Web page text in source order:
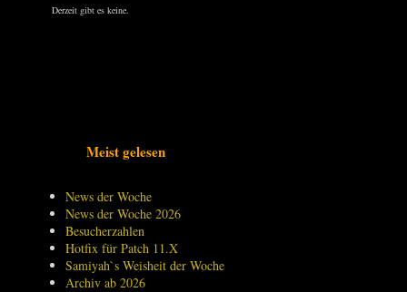
Derzeit gibt es keine.
Meist gelesen
News der Woche
News der Woche 2026
Besucherzahlen
Hotfix für Patch 11.X
Samiyah`s Weisheit der Woche
Archiv ab 2026